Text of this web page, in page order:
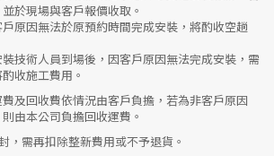
於現場與客戶報價收取。
戶原因無法於原預約時間完成安裝，將酌收空趟
裝技術人員到場後，因客戶原因無法完成安裝，需
收施工費用。
費及回收費依情況由客戶負擔，若為非客戶原因
則由本公司負擔回收運費。
，需再扣除整新費用或不予退貨。